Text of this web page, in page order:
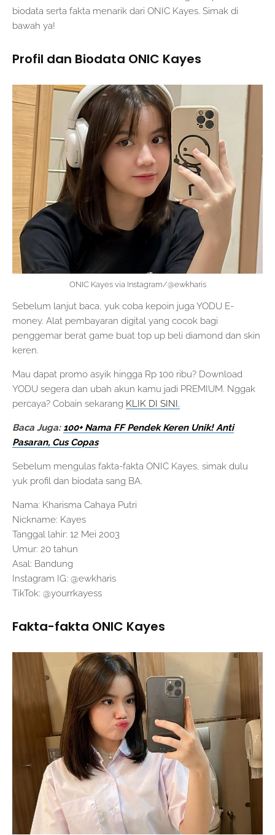
biodata serta fakta menarik dari ONIC Kayes. Simak di
bawah ya!
Profil dan Biodata ONIC Kayes
ONIC Kayes via Instagram/@ewkharis
Sebelum lanjut baca, yuk coba kepoin juga YODU E-
money. Alat pembayaran digital yang cocok bagi
penggemar berat game buat top up beli diamond dan skin
keren.
Mau dapat promo asyik hingga Rp 100 ribu? Download
YODU segera dan ubah akun kamu jadi PREMIUM. Nggak
percaya? Cobain sekarang KLIK DI SINI.
Baca Juga: 100+ Nama FF Pendek Keren Unik! Anti
Pasaran, Cus Copas
Sebelum mengulas fakta-fakta ONIC Kayes, simak dulu
yuk profil dan biodata sang BA.
Nama: Kharisma Cahaya Putri
Nickname: Kayes
Tanggal lahir: 12 Mei 2003
Umur: 20 tahun
Asal: Bandung
Instagram IG: @ewkharis
TikTok: @yourrkayess
Fakta-fakta ONIC Kayes